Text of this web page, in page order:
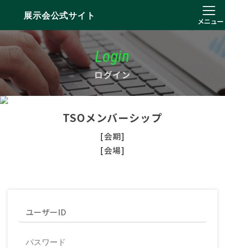
展示会公式サイト
メニュー
Login
ログイン
TSOメンバーシップ
[会期]
[会場]